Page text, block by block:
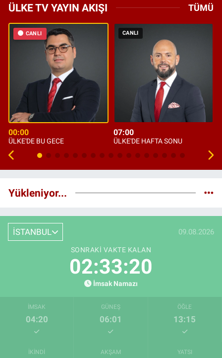
ÜLKE TV YAYIN AKIŞI TÜMÜ
CANLI
00:00
ÜLKE'DE BU GECE
CANLI
07:00
ÜLKE'DE HAFTA SONU
Yükleniyor...
İSTANBUL 09.08.2026
SONRAKI VAKTE KALAN
02:33:19
İmsak Namazı
İMSAK
04:20
GÜNEŞ
06:01
ÖĞLE
13:15
İKINDI AKŞAM YATSI